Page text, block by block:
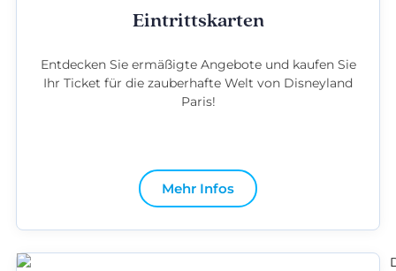
Eintrittskarten
Entdecken Sie ermäßigte Angebote und kaufen Sie
Ihr Ticket für die zauberhafte Welt von Disneyland
Paris!
Mehr Infos